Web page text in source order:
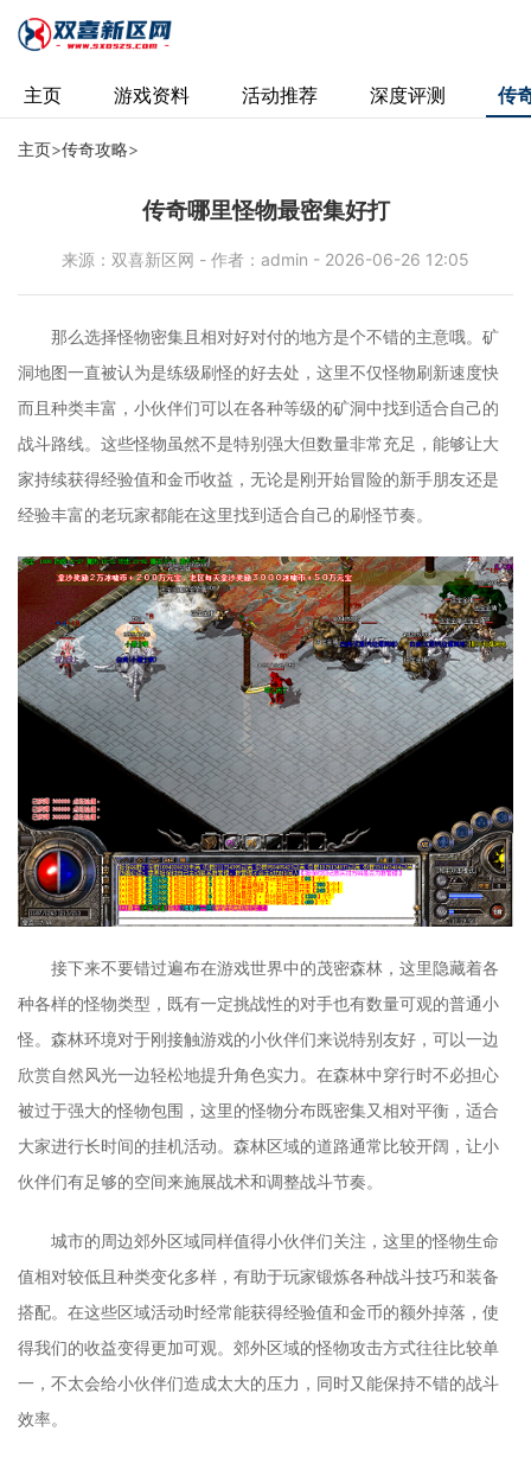
主页 游戏资料 活动推荐 深度评测 传
主页>传奇攻略>
传奇哪里怪物最密集好打
来源：双喜新区网 - 作者：admin - 2026-06-26 12:05
那么选择怪物密集且相对好对付的地方是个不错的主意哦。矿
洞地图一直被认为是练级刷怪的好去处，这里不仅怪物刷新速度快
而且种类丰富，小伙伴们可以在各种等级的矿洞中找到适合自己的
战斗路线。这些怪物虽然不是特别强大但数量非常充足，能够让大
家持续获得经验值和金币收益，无论是刚开始冒险的新手朋友还是
经验丰富的老玩家都能在这里找到适合自己的刷怪节奏。
接下来不要错过遍布在游戏世界中的茂密森林，这里隐藏着各
种各样的怪物类型，既有一定挑战性的对手也有数量可观的普通小
怪。森林环境对于刚接触游戏的小伙伴们来说特别友好，可以一边
欣赏自然风光一边轻松地提升角色实力。在森林中穿行时不必担心
被过于强大的怪物包围，这里的怪物分布既密集又相对平衡，适合
大家进行长时间的挂机活动。森林区域的道路通常比较开阔，让小
伙伴们有足够的空间来施展战术和调整战斗节奏。
城市的周边郊外区域同样值得小伙伴们关注，这里的怪物生命
值相对较低且种类变化多样，有助于玩家锻炼各种战斗技巧和装备
搭配。在这些区域活动时经常能获得经验值和金币的额外掉落，使
得我们的收益变得更加可观。郊外区域的怪物攻击方式往往比较单
一，不太会给小伙伴们造成太大的压力，同时又能保持不错的战斗
效率。